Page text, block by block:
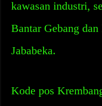
kawasan industri,
Bantar Gebang
Jababeka.
Kode pos